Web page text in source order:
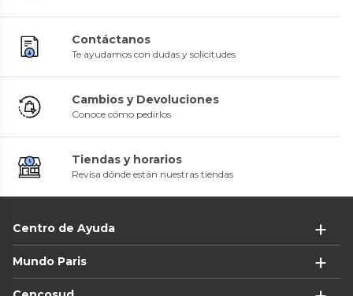
Contáctanos
Te ayudamos con dudas y solicitudes
Cambios y Devoluciones
Conoce cómo pedirlos
Tiendas y horarios
Revisa dónde están nuestras tiendas
Centro de Ayuda
Mundo Paris